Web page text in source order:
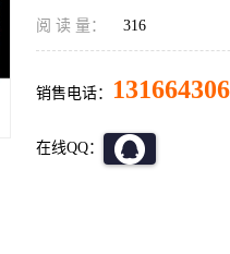
阅 读 量： 316
销售电话：
在线QQ：